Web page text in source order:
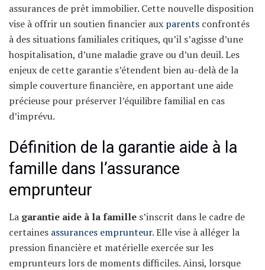
assurances de prêt immobilier. Cette nouvelle disposition
vise à offrir un soutien financier aux parents confrontés
à des situations familiales critiques, qu’il s’agisse d’une
hospitalisation, d’une maladie grave ou d’un deuil. Les
enjeux de cette garantie s’étendent bien au-delà de la
simple couverture financière, en apportant une aide
précieuse pour préserver l’équilibre familial en cas
d’imprévu.
Définition de la garantie aide à la
famille dans l’assurance
emprunteur
La garantie aide à la famille s’inscrit dans le cadre de
certaines assurances emprunteur. Elle vise à alléger la
pression financière et matérielle exercée sur les
emprunteurs lors de moments difficiles. Ainsi, lorsque